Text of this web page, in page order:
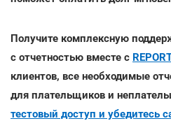
Получите комплексную
с отчетностью вместе с REPORT
клиентов, все необходимые
для плательщиков и
тестовый доступ и убедитесь